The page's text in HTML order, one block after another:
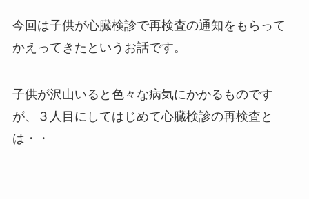
今回は子供が心臓検診で再検査の通知をもらって
かえってきたというお話です。
子供が沢山いると色々な病気にかかるものです
が、３人目にしてはじめて心臓検診の再検査と
は・・